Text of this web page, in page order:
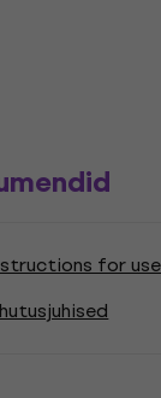
for use